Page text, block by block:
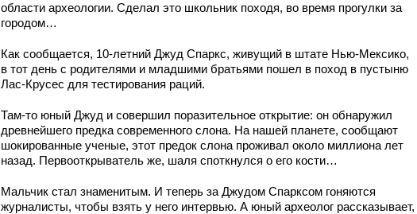
области археологии. Сделал это школьник походя, во время прогулки за
городом…
Как сообщается, 10-летний Джуд Спаркс, живущий в штате Нью-Мексико,
в тот день с родителями и младшими братьями пошел в поход в пустыню
Лас-Крусес для тестирования раций.
Там-то юный Джуд и совершил поразительное открытие: он обнаружил
древнейшего предка современного слона. На нашей планете, сообщают
шокированные ученые, этот предок слона проживал около миллиона лет
назад. Первооткрыватель же, шаля споткнулся о его кости…
Мальчик стал знаменитым. И теперь за Джудом Спарксом гоняются
журналисты, чтобы взять у него интервью. А юный археолог рассказывает,